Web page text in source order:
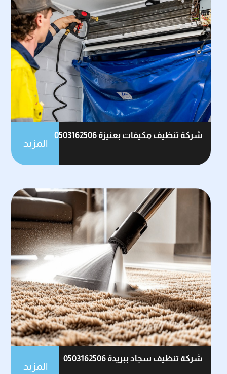
شركة تنظيف مكيفات بعنيزة 0503162506
المزيد
شركة تنظيف سجاد ببريدة 0503162506
المزيد